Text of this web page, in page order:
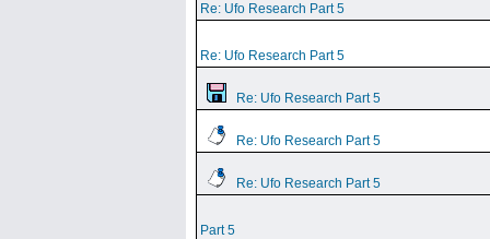
Re: Ufo Research Part 5
Re: Ufo Research Part 5
Re: Ufo Research Part 5
Re: Ufo Research Part 5
Re: Ufo Research Part 5
Part 5